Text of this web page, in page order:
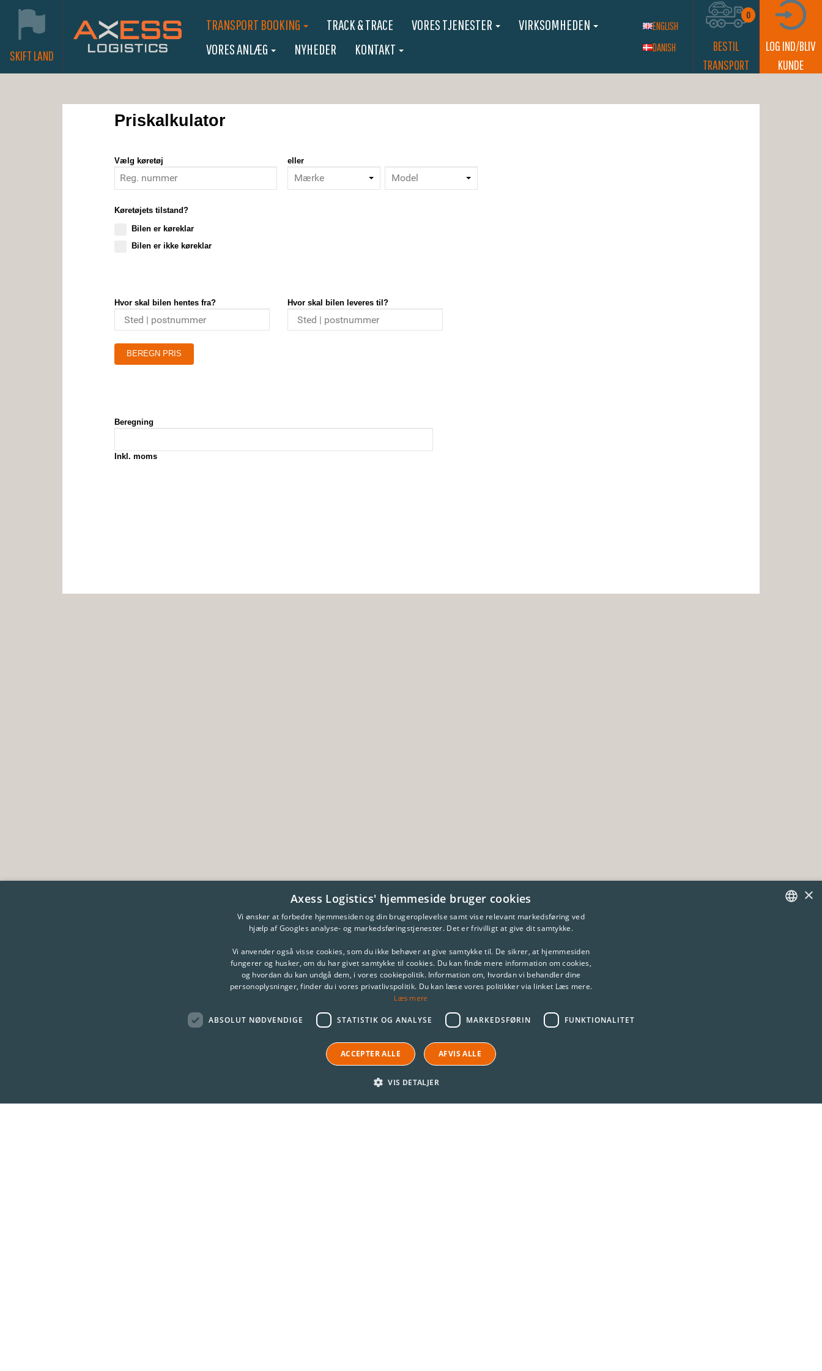
SKIFT LAND
TRANSPORT BOOKING TRACK & TRACE VORES TJENESTER
VIRKSOMHEDEN
VORES ANLÆG
NYHEDER KONTAKT
ENGLISH
DANISH
BESTIL
TRANSPORT
0
LOG IND/BLIV
KUNDE
×
Axess Logistics' hjemmeside bruger cookies
Vi ønsker at forbedre hjemmesiden og din brugeroplevelse samt vise relevant markedsføring ved
hjælp af Googles analyse- og markedsføringstjenester. Det er frivilligt at give dit samtykke.
Vi anvender også visse cookies, som du ikke behøver at give samtykke til. De sikrer, at hjemmesiden
fungerer og husker, om du har givet samtykke til cookies. Du kan finde mere information om cookies,
og hvordan du kan undgå dem, i vores cookiepolitik. Information om, hvordan vi behandler dine
personoplysninger, finder du i vores privatlivspolitik. Du kan læse vores politikker via linket Læs mere.
Læs mere
ABSOLUT NØDVENDIGE STATISTIK OG ANALYSE MARKEDSFØRIN FUNKTIONALITET
ACCEPTER ALLE AFVIS ALLE
VIS DETALJER